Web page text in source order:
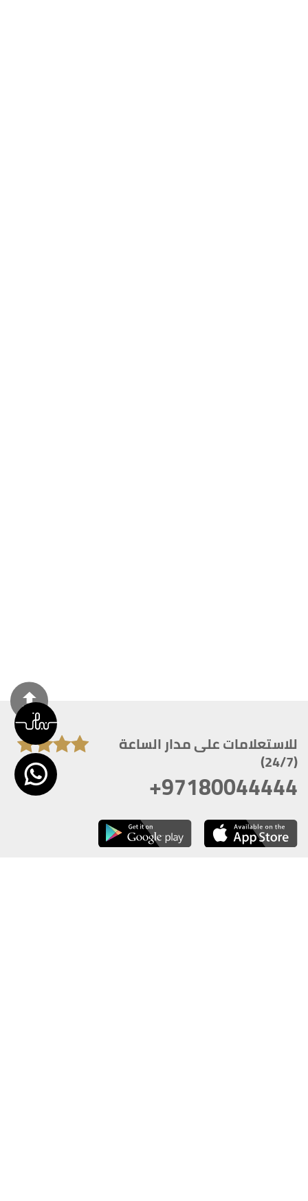
للاستعلامات على مدار الساعة
(24/7)
+97180044444